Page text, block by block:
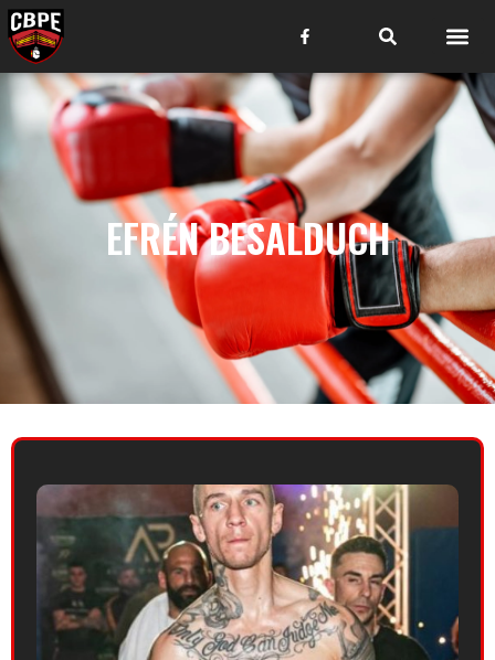
EFRÉN BESALDUCH